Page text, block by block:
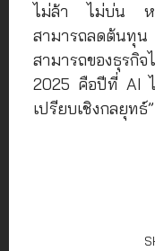
ไม่ล้า ไม่บ่น ห
สามารถลดต้นทุ
สามารถของธุร
2025 คือปีที่ AI
เปรียบเชิงกลยุทธ์